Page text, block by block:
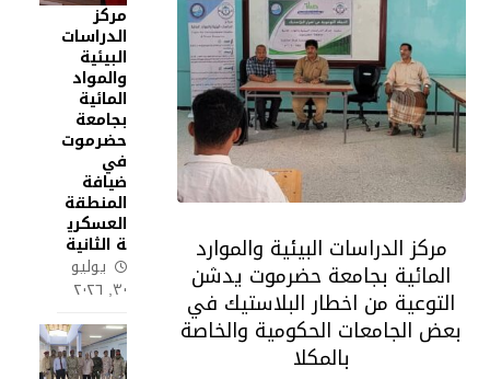
مركز الدراسات البيئية والموارد
المائية بجامعة حضرموت يدشن
التوعية من اخطار البلاستيك في
بعض الجامعات الحكومية والخاصة
بالمكلا
مركز
الدراسات
البيئية
والمواد
المائية
بجامعة
حضرموت
في
ضيافة
المنطقة
العسكري
ة الثانية
يوليو
٣٠, ٢٠٢٦